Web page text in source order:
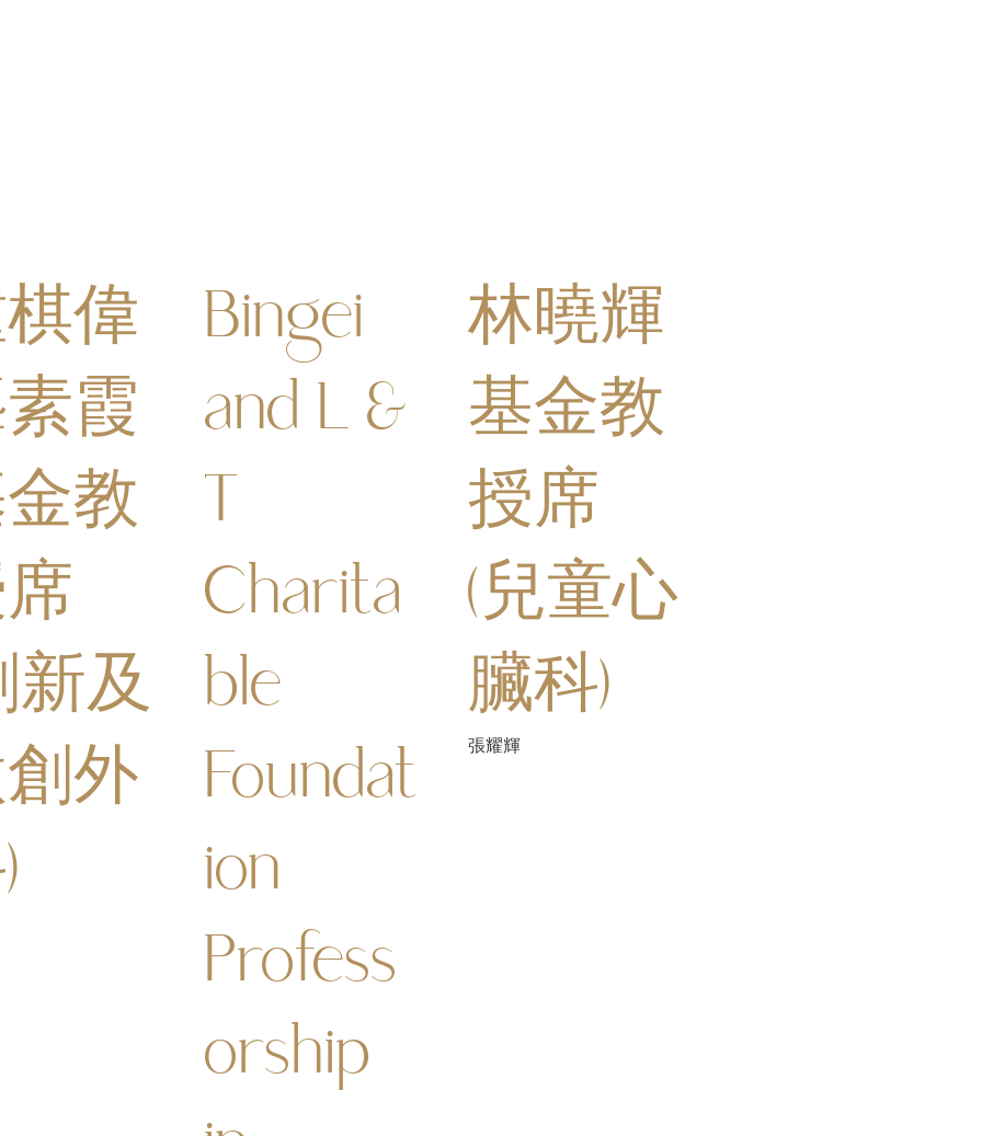
偉
霞
教
新及
外
Bingei
and L &
T
Charita
ble
Foundat
ion
Profess
orship
林曉輝
基金教
授席
(兒童心
臟科)
張耀輝